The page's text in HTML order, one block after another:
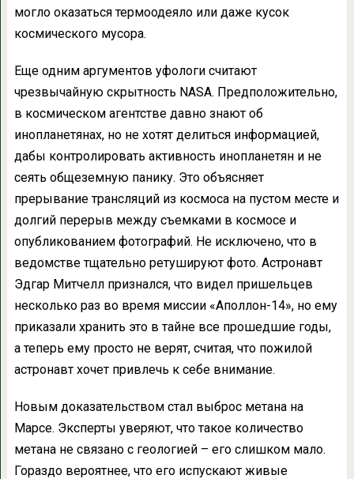
могло оказаться термоодеяло или даже кусок
космического мусора.
Еще одним аргументов уфологи считают
чрезвычайную скрытность NASA. Предположительно,
в космическом агентстве давно знают об
инопланетянах, но не хотят делиться информацией,
дабы контролировать активность инопланетян и не
сеять общеземную панику. Это объясняет
прерывание трансляций из космоса на пустом месте и
долгий перерыв между съемками в космосе и
опубликованием фотографий. Не исключено, что в
ведомстве тщательно ретушируют фото. Астронавт
Эдгар Митчелл признался, что видел пришельцев
несколько раз во время миссии «Аполлон-14», но ему
приказали хранить это в тайне все прошедшие годы,
а теперь ему просто не верят, считая, что пожилой
астронавт хочет привлечь к себе внимание.
Новым доказательством стал выброс метана на
Марсе. Эксперты уверяют, что такое количество
метана не связано с геологией – его слишком мало.
Гораздо вероятнее, что его испускают живые